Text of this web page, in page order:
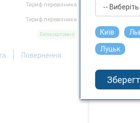
Тариф перевізника
Тариф перевізника
Безкоштовно
Повернення
--
Київ
Луцьк